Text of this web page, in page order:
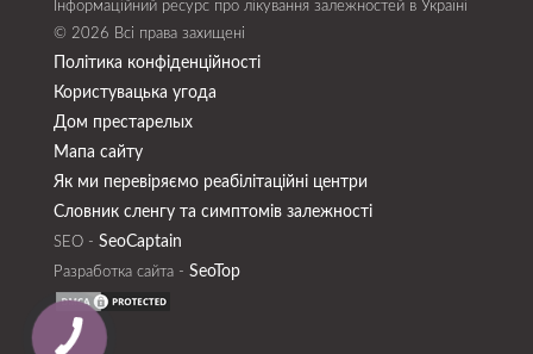
Інформаційний ресурс про лікування залежностей в Україні
© 2026 Всі права захищені
Політика конфіденційності
Користувацька угода
Дом престарелых
Мапа сайту
Як ми перевіряємо реабілітаційні центри
Словник сленгу та симптомів залежності
SEO - SeoСaptain
Разработка сайта - SeoTop